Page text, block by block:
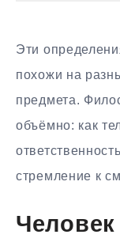
Эти
похожи на
предмета.
объёмно: как
стремление к